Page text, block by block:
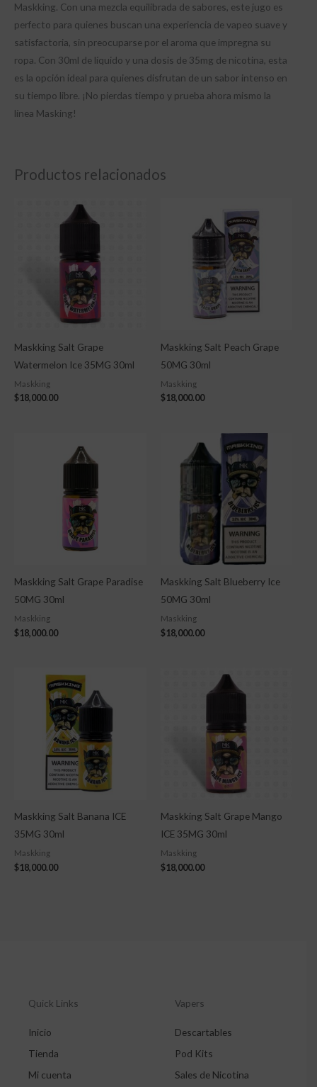
Maskking. Con una mezcla equilibrada de sabores, este jugo es
perfecto para quienes buscan una experiencia de vapeo suave y
satisfactoria, sin preocuparse por el aroma que impregna su
ropa. Con 30ml de líquido y una dosis de 35mg de nicotina, esta
es la opción ideal para quienes disfrutan de un sabor intenso en
su tiempo libre. ¡No pierdas tiempo y prueba ahora mismo la
línea Masking!
Productos relacionados
Maskking Salt Grape
Watermelon Ice 35MG 30ml
Maskking
$18,000.00
Maskking Salt Peach Grape
50MG 30ml
Maskking
$18,000.00
Maskking Salt Grape Paradise
50MG 30ml
Maskking
$18,000.00
Maskking Salt Blueberry Ice
50MG 30ml
Maskking
$18,000.00
Maskking Salt Banana ICE
35MG 30ml
Maskking
$18,000.00
Maskking Salt Grape Mango
ICE 35MG 30ml
Maskking
$18,000.00
Quick Links
Inicio
Tienda
Mi cuenta
Vapers
Descartables
Pod Kits
Sales de Nicotina